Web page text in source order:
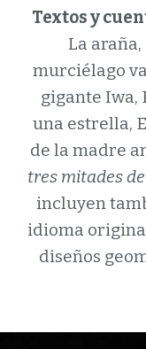
Textos y
La
murciélago
gigante Iwa,
una estrella,
de la madre
tres mitades
incluyen
idioma
diseños